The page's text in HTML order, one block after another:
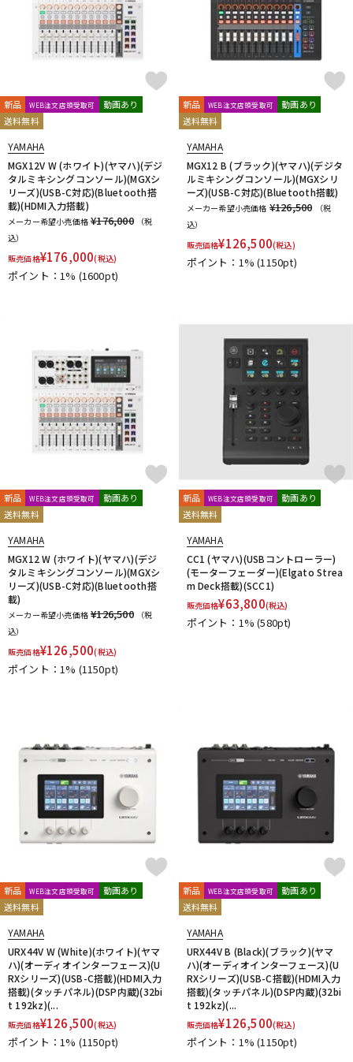
新品 WEB注文店頭受取可
動画あり
送料無料
YAMAHA
MGX12V W (ホワイト)(ヤマハ)(デジ
タルミキシングコンソール)(MGXシ
リーズ)(USB-C対応)(Bluetooth搭
載)(HDMI入力搭載)
メーカー希望小売価格 ¥176,000
（税
込）
販売価格¥176,000(税込)
ポイント：1% (1600pt)
新品 WEB注文店頭受取可
動画あり
送料無料
YAMAHA
MGX12 B (ブラック)(ヤマハ)(デジタ
ルミキシングコンソール)(MGXシリ
ーズ)(USB-C対応)(Bluetooth搭載)
メーカー希望小売価格 ¥126,500
（税
込）
販売価格¥126,500(税込)
ポイント：1%(1150pt)
新品 WEB注文店頭受取可
動画あり
送料無料
YAMAHA
MGX12 W (ホワイト)(ヤマハ)(デジ
タルミキシングコンソール)(MGXシ
リーズ)(USB-C対応)(Bluetooth搭
載)
メーカー希望小売価格 ¥126,500
（税
込）
販売価格¥126,500(税込)
ポイント：1% (1150pt)
新品 WEB注文店頭受取可
動画あり
送料無料
YAMAHA
CC1 (ヤマハ)(USBコントローラー)
(モーターフェーダー)(Elgato Strea
m Deck搭載)(SCC1)
販売価格¥63,800(税込)
ポイント：1%(580pt)
新品 WEB注文店頭受取可
動画あり
送料無料
YAMAHA
URX44V W (White)(ホワイト)(ヤマ
ハ)(オーディオインターフェース)(U
RXシリーズ)(USB-C搭載)(HDMI入力
搭載)(タッチパネル)(DSP内蔵)(32bi
t 192kz)(...
販売価格¥126,500(税込)
ポイント：1% (1150pt)
新品 WEB注文店頭受取可
動画あり
送料無料
YAMAHA
URX44V B (Black)(ブラック)(ヤマ
ハ)(オーディオインターフェース)(U
RXシリーズ)(USB-C搭載)(HDMI入力
搭載)(タッチパネル)(DSP内蔵)(32bi
t 192kz)(...
販売価格¥126,500(税込)
ポイント：1%(1150pt)